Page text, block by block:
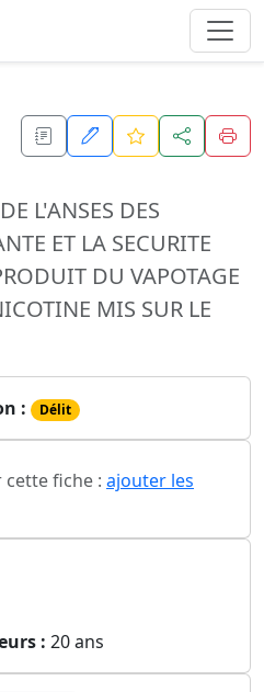
L'ANSES DES
ET LA SECURITE
DU VAPOTAGE
MIS SUR LE
: Délit
cette fiche : ajouter les
: 20 ans